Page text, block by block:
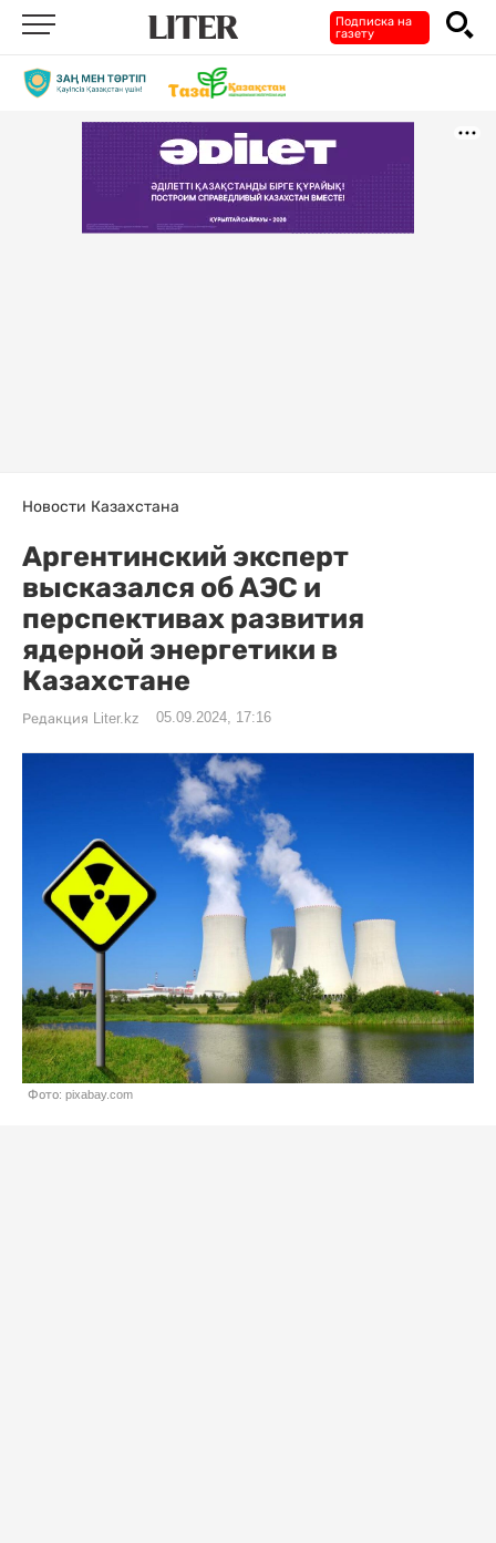
Подписка на
газету
Новости Казахстана
Аргентинский эксперт
высказался об АЭС и
перспективах развития
ядерной энергетики в
Казахстане
Редакция Liter.kz 05.09.2024, 17:16
Фото: pixabay.com